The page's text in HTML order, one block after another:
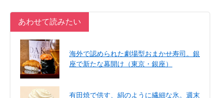
あわせて読みたい
海外で認められた劇場型おまかせ寿司。銀
座で新たな幕開け（東京・銀座）
有田焼で供す、絹のように繊細な氷。週末